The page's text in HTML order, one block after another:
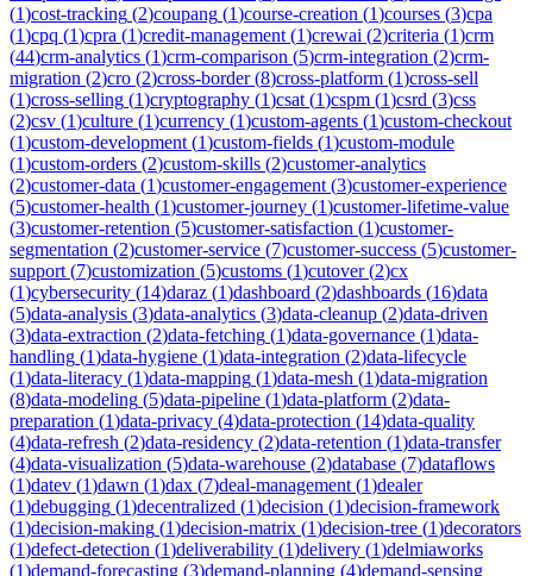
(1)cost-tracking (2)coupang (1)course-creation (1)courses (3)cpa
(1)cpq (1)cpra (1)credit-management (1)crewai (2)criteria (1)crm
(44)crm-analytics (1)crm-comparison (5)crm-integration (2)crm-
migration (2)cro (2)cross-border(8)cross-platform (1)cross-sell
(1)cross-selling (1)cryptography (1)csat (1)cspm (1)csrd (3)css
(2)csv (1)culture (1)currency (1)custom-agents (1)custom-checkout
(1)custom-development (1)custom-fields (1)custom-module
(1)custom-orders (2)custom-skills (2)customer-analytics
(2)customer-data (1)customer-engagement (3)customer-experience
(5)customer-health (1)customer-journey (1)customer-lifetime-value
(3)customer-retention (5)customer-satisfaction (1)customer-
segmentation (2)customer-service (7)customer-success (5)customer-
support (7)customization (5)customs (1)cutover(2)cx
(1)cybersecurity (14)daraz (1)dashboard (2)dashboards (16)data
(5)data-analysis (3)data-analytics (3)data-cleanup (2)data-driven
(3)data-extraction (2)data-fetching (1)data-governance (1)data-
handling (1)data-hygiene (1)data-integration (2)data-lifecycle
(1)data-literacy (1)data-mapping (1)data-mesh (1)data-migration
(8)data-modeling (5)data-pipeline (1)data-platform (2)data-
preparation (1)data-privacy (4)data-protection (14)data-quality
(4)data-refresh (2)data-residency (2)data-retention (1)data-transfer
(4)data-visualization (5)data-warehouse (2)database (7)dataflows
(1)datev (1)dawn (1)dax (7)deal-management (1)dealer
(1)debugging (1)decentralized (1)decision (1)decision-framework
(1)decision-making (1)decision-matrix (1)decision-tree (1)decorators
(1)defect-detection (1)deliverability (1)delivery (1)delmiaworks
(1)demand-forecasting (3)demand-planning (4)demand-sensing